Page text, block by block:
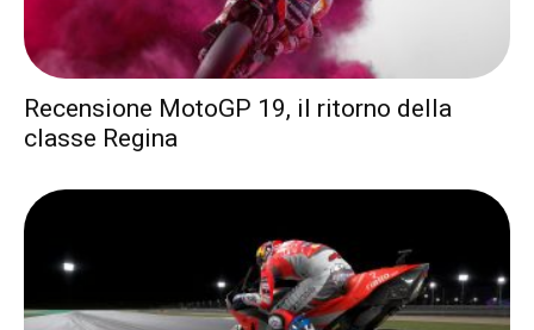
Recensione MotoGP 19, il ritorno della
classe Regina